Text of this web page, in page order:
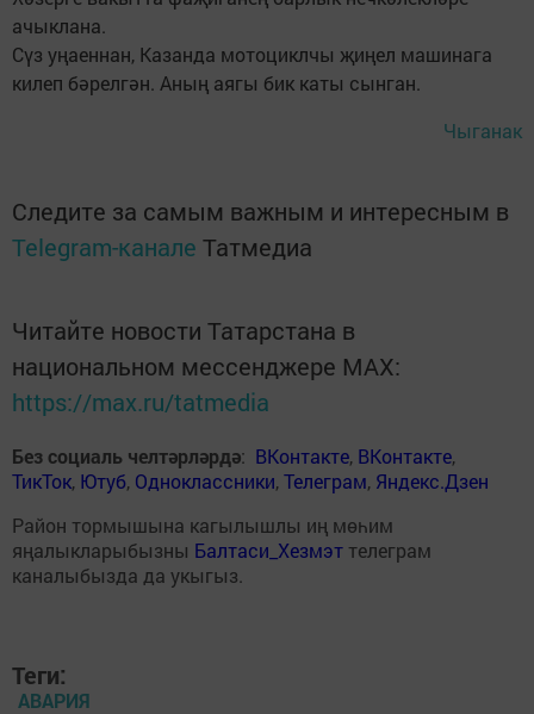
ачыклана.
Сүз уңаеннан, Казанда мотоциклчы җиңел машинага
килеп бәрелгән. Аның аягы бик каты сынган.
Чыганак
Следите за самым важным и интересным в
Telegram-канале Татмедиа
Читайте новости Татарстана в
национальном мессенджере MАХ:
https://max.ru/tatmedia
Без социаль челтәрләрдә: ВКонтакте, ВКонтакте,
ТикТок, Ютуб, Одноклассники,Телеграм, Яндекс.Дзен
Район тормышына кагылышлы иң мөһим
яңалыкларыбызны Балтаси_Хезмэт телеграм
каналыбызда да укыгыз.
Теги:
АВАРИЯ